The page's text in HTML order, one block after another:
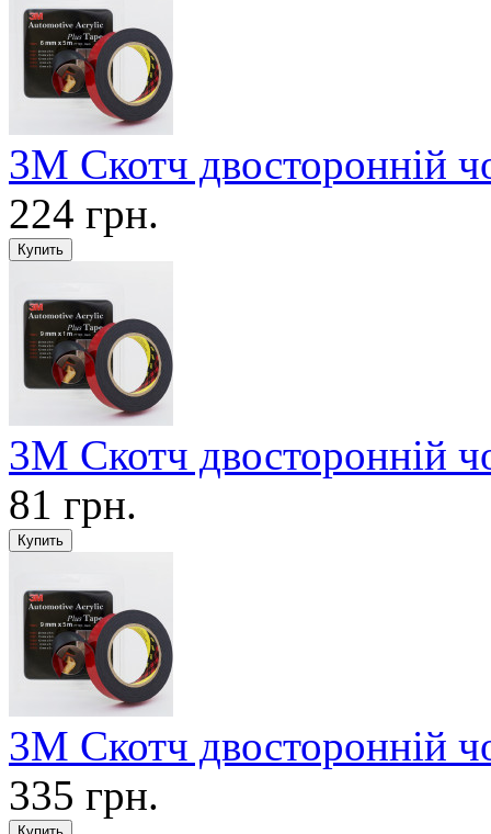
3М Скотч двосторонній
224 грн.
3М Скотч двосторонній
81 грн.
3М Скотч двосторонній
335 грн.